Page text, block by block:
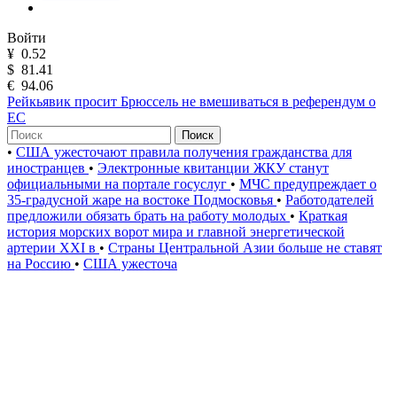
Войти
¥ 0.52
$ 81.41
€ 94.06
Рейкьявик просит Брюссель не вмешиваться в референдум о
ЕС
Поиск
• США ужесточают правила получения гражданства для
иностранцев • Электронные квитанции ЖКУ станут
официальными на портале госуслуг • МЧС предупреждает о
35-градусной жаре на востоке Подмосковья • Работодателей
предложили обязать брать на работу молодых • Краткая
история морских ворот мира и главной энергетической
артерии XXI в • Страны Центральной Азии больше не ставят
на Россию • США ужесточа